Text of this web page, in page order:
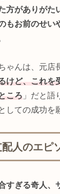
方がありがた
もお前のせい
ゃんは、元店
けど、これを
ころ 」だと語
しての成功を
人のエピ
すぎる奇人、